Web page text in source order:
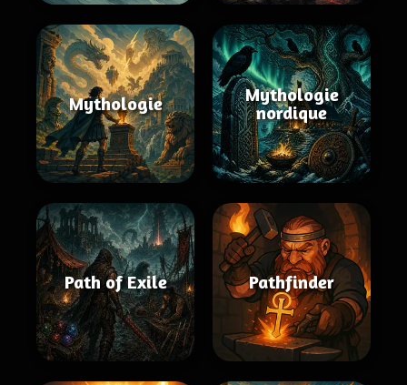
Mythologie
Mythologie
nordique
Path of Exile Pathfinder